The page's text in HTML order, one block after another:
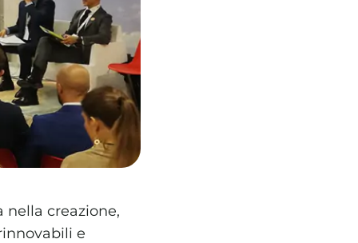
nella creazione,
e